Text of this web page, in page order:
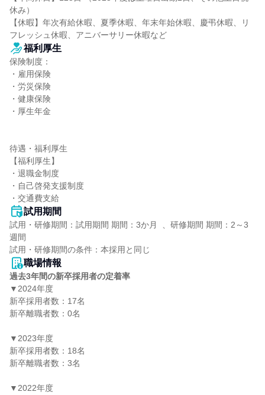
休み）
【休暇】年次有給休暇、夏季休暇、年末年始休暇、慶弔休暇、リ
フレッシュ休暇、アニバーサリー休暇など
福利厚生
保険制度：
・雇用保険
・労災保険
・健康保険
・厚生年金
待遇・福利厚生
【福利厚生】
・退職金制度
・自己啓発支援制度
・交通費支給
試用期間
試用・研修期間：試用期間 期間：3か月  、研修期間 期間：2～3
週間
職場情報
過去3年間の新卒採用者の定着率
▼2024年度
新卒採用者数：17名
新卒離職者数：0名
▼2023年度
新卒採用者数：18名
新卒離職者数：3名
▼2022年度